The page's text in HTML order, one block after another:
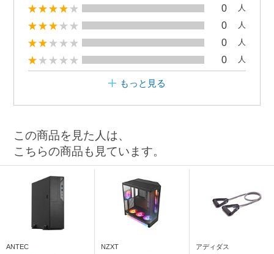
0 人
0 人
0 人
0 人
もっと見る
この商品を見た人は、
こちらの商品も見ています。
ANTEC NZXT アディダス